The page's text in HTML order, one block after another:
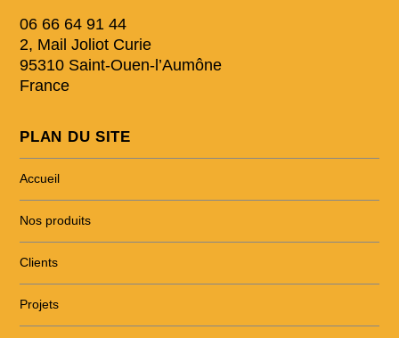
06 66 64 91 44
2, Mail Joliot Curie
95310 Saint-Ouen-l’Aumône
France
PLAN DU SITE
Accueil
Nos produits
Clients
Projets